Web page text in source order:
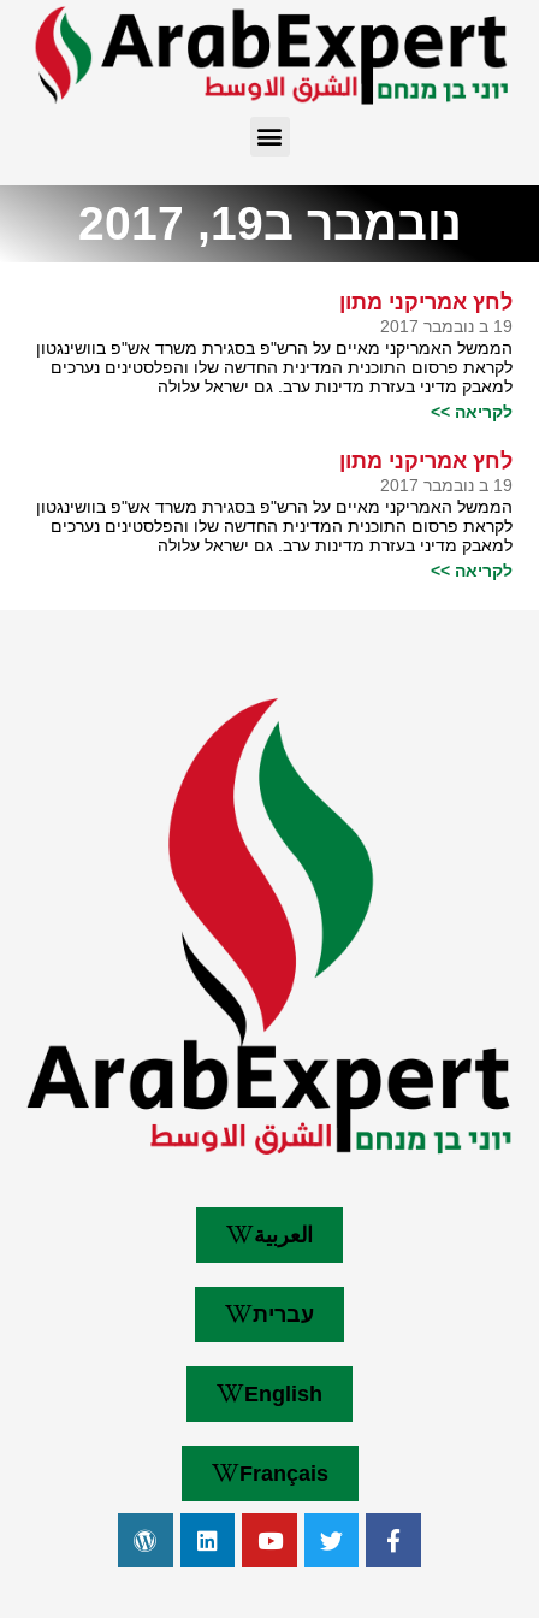
נובמבר ב19, 2017
לחץ אמריקני מתון
19 ב נובמבר 2017
הממשל האמריקני מאיים על הרש"פ בסגירת משרד אש"פ בוושינגטון
לקראת פרסום התוכנית המדינית החדשה שלו והפלסטינים נערכים
למאבק מדיני בעזרת מדינות ערב. גם ישראל עלולה
לקריאה >>
לחץ אמריקני מתון
19 ב נובמבר 2017
הממשל האמריקני מאיים על הרש"פ בסגירת משרד אש"פ בוושינגטון
לקראת פרסום התוכנית המדינית החדשה שלו והפלסטינים נערכים
למאבק מדיני בעזרת מדינות ערב. גם ישראל עלולה
לקריאה >>
العربية
עברית
English
Français